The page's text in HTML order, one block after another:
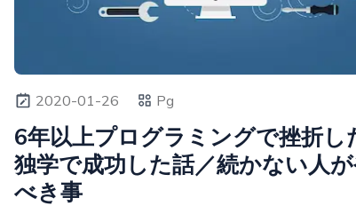
2020-01-26 Pg
6年以上プログラミングで挫折し
独学で成功した話／続かない人
べき事